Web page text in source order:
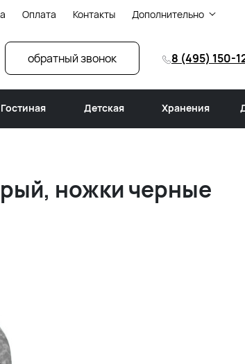
Оплата Контакты Дополнительно
обратный звонок 8 (495) 150-
Гостиная Детская Хранения
ножки черные